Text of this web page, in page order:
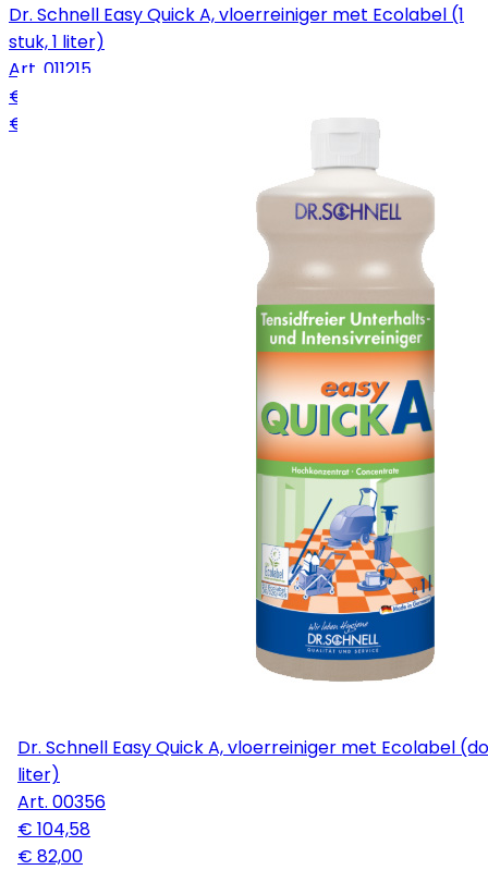
Dr. Schnell Easy Quick A, vloerreiniger met Ecolabel (doos à 12 stuks, 1
liter)
Art. 00356
€ 104,58
€ 82,00
Dr. Schnell Easy Quick A, vloerreiniger met Ecolabel (1
stuk, 1 liter)
Art. 011215
€ 8,72
€ 6,95